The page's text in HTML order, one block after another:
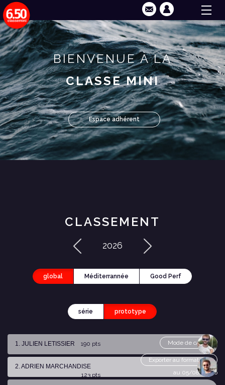
BIENVENUE À LA
CLASSE MINI
Espace adhérent
CLASSEMENT
2026
global Méditerrannée Good Perf
série prototype
Mode de calcul
Exporter au format csv
au 05/08/2026
1. JULIEN LETISSIER 190 pts
2. ADRIEN MARCHANDISE
123 pts